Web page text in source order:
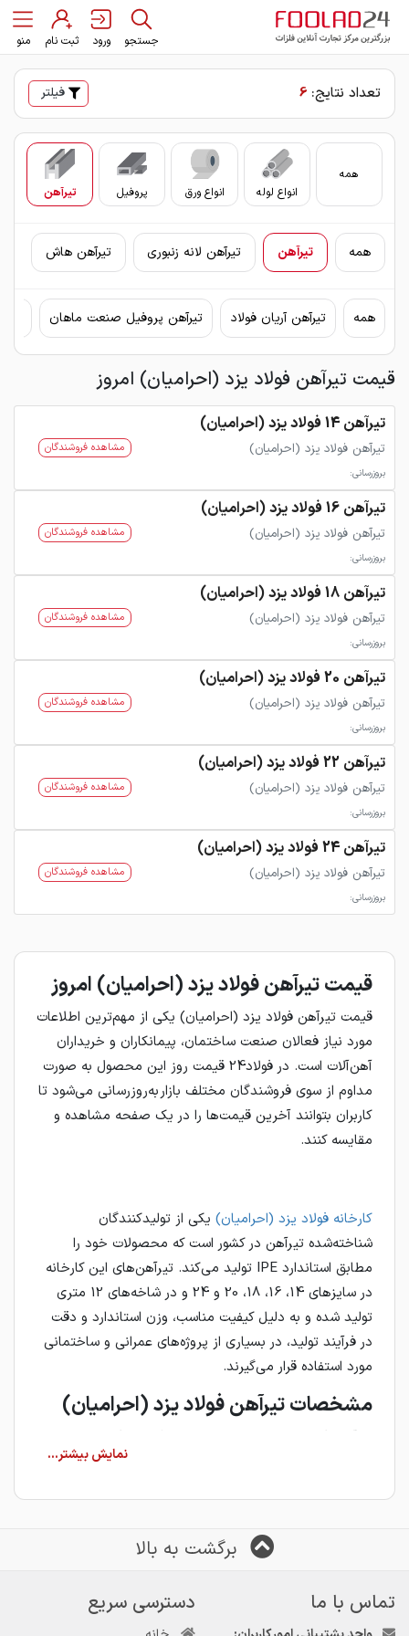
جستجو ورود ثبت نام منو
تعداد نتایج: 6 فیلتر
همه
انواع لوله
انواع ورق پروفیل تیرآهن
همه تیرآهن تیرآهن لانه زنبوری تیرآهن هاش
همه تیرآهن آریان فولاد تیرآهن پروفیل صنعت ماهان
قیمت تیرآهن فولاد یزد (احرامیان) امروز
تیرآهن 14 فولاد یزد (احرامیان)
تیرآهن فولاد یزد (احرامیان)
بروزرسانی:
مشاهده فروشندگان
تیرآهن 16 فولاد یزد (احرامیان)
تیرآهن فولاد یزد (احرامیان)
بروزرسانی:
مشاهده فروشندگان
تیرآهن 18 فولاد یزد (احرامیان)
تیرآهن فولاد یزد (احرامیان)
بروزرسانی:
مشاهده فروشندگان
تیرآهن 20 فولاد یزد (احرامیان)
تیرآهن فولاد یزد (احرامیان)
بروزرسانی:
مشاهده فروشندگان
تیرآهن 22 فولاد یزد (احرامیان)
تیرآهن فولاد یزد (احرامیان)
بروزرسانی:
مشاهده فروشندگان
تیرآهن 24 فولاد یزد (احرامیان)
تیرآهن فولاد یزد (احرامیان)
بروزرسانی:
مشاهده فروشندگان
قیمت تیرآهن فولاد یزد (احرامیان) امروز
قیمت تیرآهن فولاد یزد (احرامیان) یکی از مهم‌ترین اطلاعات
مورد نیاز فعالان صنعت ساختمان، پیمانکاران و خریداران
آهن‌آلات است. در فولاد24 قیمت روز این محصول به صورت
مداوم از سوی فروشندگان مختلف بازار به‌روزرسانی می‌شود تا
کاربران بتوانند آخرین قیمت‌ها را در یک صفحه مشاهده و
مقایسه کنند.
کارخانه فولاد یزد (احرامیان) یکی از تولیدکنندگان
شناخته‌شده تیرآهن در کشور است که محصولات خود را
مطابق استاندارد IPE تولید می‌کند. تیرآهن‌های این کارخانه
در سایزهای 14، 16، 18، 20 و 24 و در شاخه‌های 12 متری
تولید شده و به دلیل کیفیت مناسب، وزن استاندارد و دقت
در فرآیند تولید، در بسیاری از پروژه‌های عمرانی و ساختمانی
مورد استفاده قرار می‌گیرند.
مشخصات تیرآهن فولاد یزد (احرامیان)
تیرآهن فولاد یزد از محصولات پرمصرف بازار فولاد ایران است
استانداردهای ملی و
وزن استاندارد
برگشت به بالا
تماس با ما
دسترسی سریع